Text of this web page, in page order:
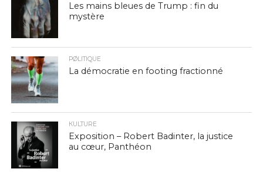
Les mains bleues de Trump : fin du
mystère
PØLITIQUE
La démocratie en footing fractionné
КULTURE
Exposition – Robert Badinter, la justice
au cœur, Panthéon